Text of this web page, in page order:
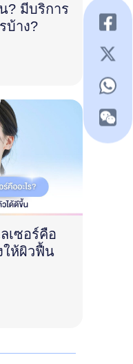
? มีบริการ
บ้าง?
เซอร์คือ
ให้ผิวฟื้น